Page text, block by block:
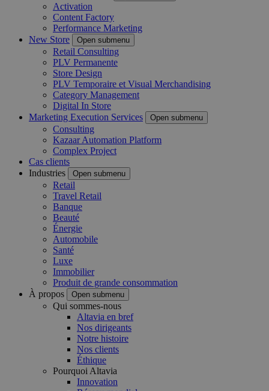
Activation
Content Factory
Performance Marketing
New Store
Open submenu
Retail Consulting
PLV Permanente
Store Design
PLV Temporaire et Visual Merchandising
Category Management
Digital In Store
Marketing Execution Services
Open submenu
Consulting
Kazaar Automation Platform
Complex Project
Cas clients
Industries
Open submenu
Retail
Travel Retail
Banque
Beauté
Énergie
Automobile
Santé
Luxe
Immobilier
Produit de grande consommation
À propos
Open submenu
Qui sommes-nous
Altavia en bref
Nos dirigeants
Notre histoire
Nos clients
Éthique
Pourquoi Altavia
Innovation